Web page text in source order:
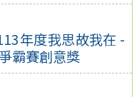
年度我思故我在 -
霸賽創意獎